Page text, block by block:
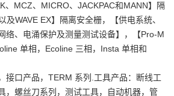
、MCZ、MICRO、JACKPAC和MANN】隔
及WAVE EX】隔离安全栅，【供电系统、
络、电涌保护及测量测试设备】，【Pro-M
单相，Ecoline 三相，Insta 单相和
接口产品，TERM 系列.工具产品：断线工
，螺丝刀系列，测试工具，自动机器，管